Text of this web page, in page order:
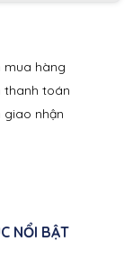
mua hàng
thanh toán
giao nhận
NỔI BẬT